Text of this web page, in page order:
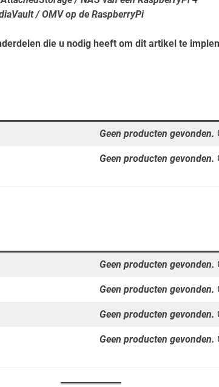
/ OMV op de RaspberryPi
die u nodig heeft om dit artikel te
Geen producten gevonden.
Geen producten gevonden.
Geen producten gevonden.
Geen producten gevonden.
Geen producten gevonden.
Geen producten gevonden.